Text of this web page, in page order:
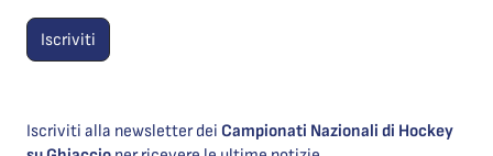
Iscriviti alla newsletter dei Campionati Nazionali di Hockey